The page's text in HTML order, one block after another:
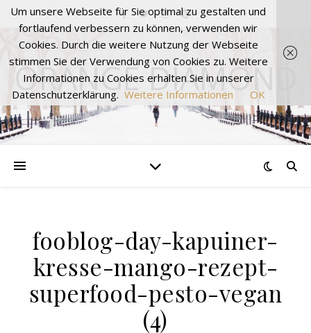
ORANGE DIAMOND
fooblog-day-kapuiner-
kresse-mango-rezept-
superfood-pesto-vegan
(4)
Um unsere Webseite für Sie optimal zu gestalten und
fortlaufend verbessern zu können, verwenden wir
Cookies. Durch die weitere Nutzung der Webseite
stimmen Sie der Verwendung von Cookies zu. Weitere
Informationen zu Cookies erhalten Sie in unserer
Datenschutzerklärung. Weitere Informationen OK